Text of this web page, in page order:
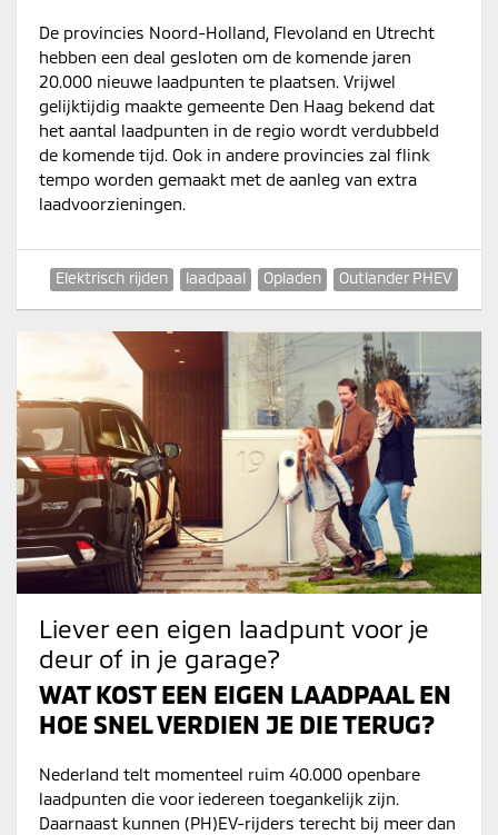
De provincies Noord-Holland, Flevoland en Utrecht
hebben een deal gesloten om de komende jaren
20.000 nieuwe laadpunten te plaatsen. Vrijwel
gelijktijdig maakte gemeente Den Haag bekend dat
het aantal laadpunten in de regio wordt verdubbeld
de komende tijd. Ook in andere provincies zal flink
tempo worden gemaakt met de aanleg van extra
laadvoorzieningen.
Elektrisch rijden laadpaal Opladen Outlander PHEV
Liever een eigen laadpunt voor je
deur of in je garage?
WAT KOST EEN EIGEN LAADPAAL EN
HOE SNEL VERDIEN JE DIE TERUG?
Nederland telt momenteel ruim 40.000 openbare
laadpunten die voor iedereen toegankelijk zijn.
Daarnaast kunnen (PH)EV-rijders terecht bij meer dan